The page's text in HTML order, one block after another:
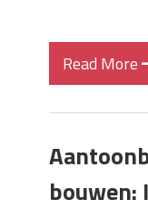
Read More
bouwen: